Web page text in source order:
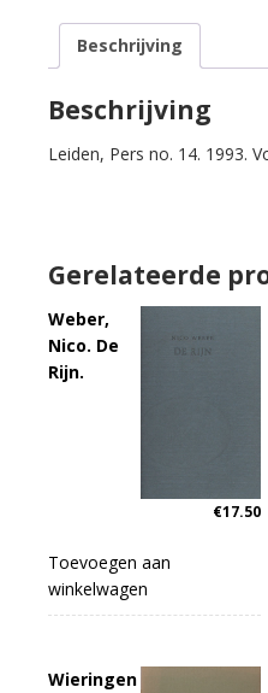
no.
aantal
Beschrijving
Beschrijving
Leiden, Pers no. 14. 1993.
Gerelateerde
Weber,
Nico. De
Rijn.
€17.50
Toevoegen aan
winkelwagen
Wieringen